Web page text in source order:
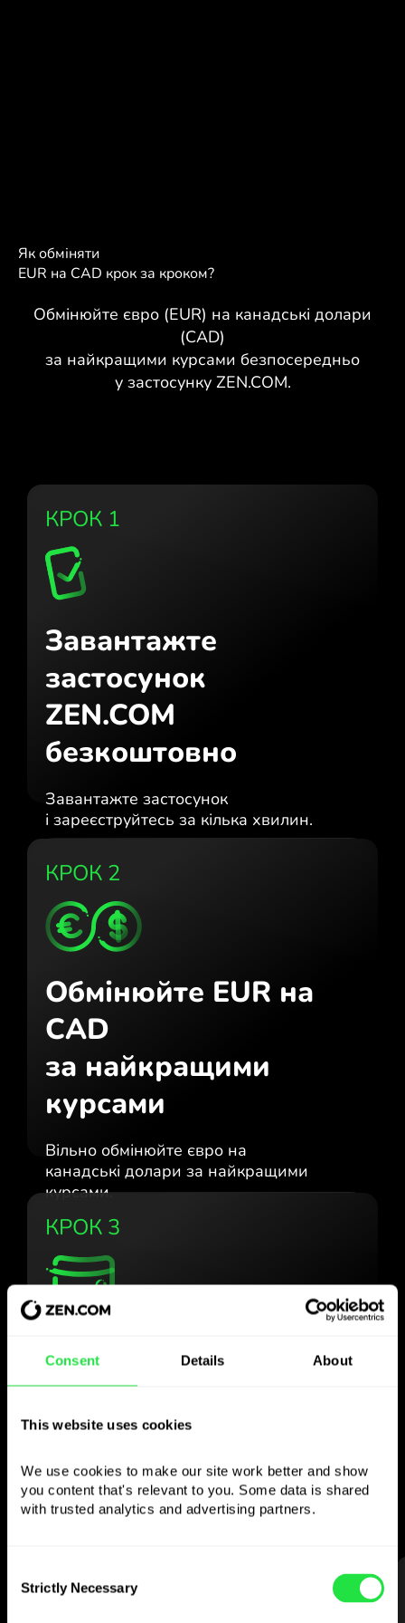
Consent Details About
This website uses cookies
We use cookies to make our site work better and show
you content that's relevant to you. Some data is shared
with trusted analytics and advertising partners.
Selection
Strictly Necessary
Як обміняти
EUR на CAD крок за кроком?
Обмінюйте євро (EUR) на канадські долари
(CAD)
за найкращими курсами безпосередньо
у застосунку ZEN.COM.
КРОК 1
Завантажте
застосунок
ZEN.COM
безкоштовно
Завантажте застосунок
і зареєструйтесь за кілька хвилин.
КРОК 2
Обмінюйте EUR на
CAD
за найкращими
курсами
Вільно обмінюйте євро на
канадські долари за найкращими
курсами.
КРОК 3
обраною валютою
так, як Вам зручно
Надсилайте гроші за кордон,
знімайте з банкоматів без
комісії, платіть мультивалютною карткою
— просто та без стресу.
КРОК 1